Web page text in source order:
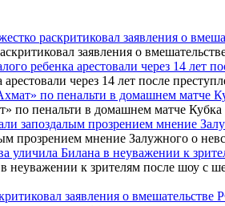
раскритиковал заявления о
ребенка арестовали через 14 лет
по пенальти в домашнем матче
запоздалым прозрением мнение
уличила Билана в неуважении к
заявления о